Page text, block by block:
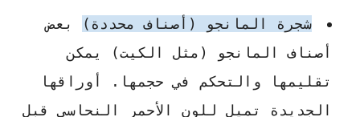
شجرة المانجو (أصناف محددة)
بعض
أصناف المانجو (مثل الكيت) يمكن
تقليمها والتحكم في حجمها. أوراقها
الجديدة تميل للون الأحمر النحاسي قبل